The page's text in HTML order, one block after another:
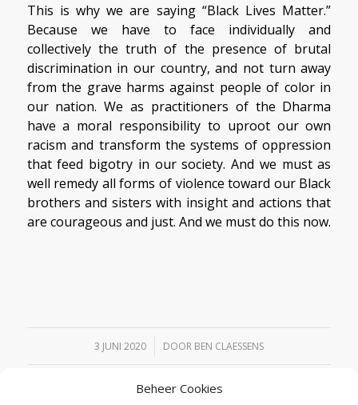
Beheer Cookies
This is why we are saying “Black Lives Matter.”
Because we have to face individually and
collectively the truth of the presence of brutal
discrimination in our country, and not turn away
from the grave harms against people of color in
our nation. We as practitioners of the Dharma
have a moral responsibility to uproot our own
racism and transform the systems of oppression
that feed bigotry in our society. And we must as
well remedy all forms of violence toward our Black
brothers and sisters with insight and actions that
are courageous and just. And we must do this now.
3 JUNI 2020
/ DOOR BEN CLAESSENS